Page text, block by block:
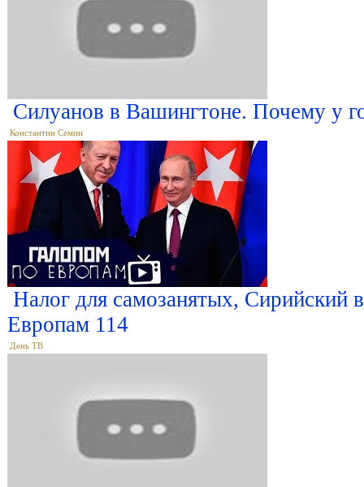
Силуанов в Вашингтоне. Почему у
Константин Семин
Налог для самозанятых, Сирийский
Европам 114
День ТВ